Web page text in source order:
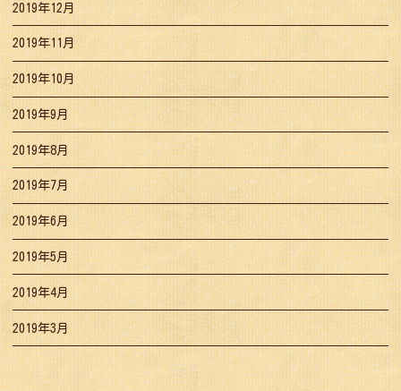
2019年12月
2019年11月
2019年10月
2019年9月
2019年8月
2019年7月
2019年6月
2019年5月
2019年4月
2019年3月